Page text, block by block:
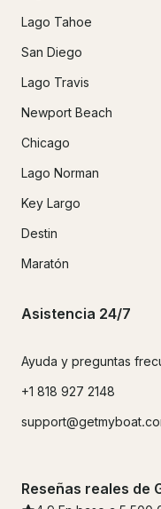
Lago Tahoe
San Diego
Lago Travis
Newport Beach
Chicago
Lago Norman
Key Largo
Destin
Maratón
Asistencia 24/7
Ayuda y preguntas
+1 818 927 2148
Reseñas reales de